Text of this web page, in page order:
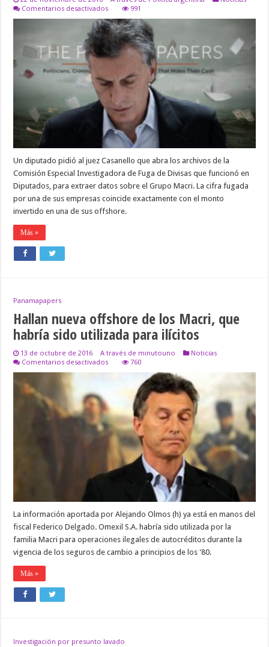
Comentarios desactivadosen
Panamá
Papers:
nuevo
pedido
de
pruebas
Macri
por
lavado
de
activos
991
Un diputado pidió al juez Casanello que abra los archivos de la
Comisión Especial Investigadora de Fuga de Divisas que funcionó en
Diputados, para extraer datos sobre el Grupo Macri. La cifra fugada
por una de sus empresas coincide exactamente con el monto
invertido en una de sus offshore.
Más »
Panamapapers
Hallan nueva offshore de los Macri, que
habría sido utilizada para ilícitos
13 de octubre de 2016 A través de minutouno
Noticias
Comentarios desactivadosen
offshore
los
Macri,
que
habría
sido
utilizada
para
ilícitos
760
La información aportada por Alejando Olmos (h) ya está en manos del
fiscal Federico Delgado. Omexil S.A. habría sido utilizada por la
familia Macri para operaciones ilegales de autocréditos durante la
vigencia de los seguros de cambio a principios de los '80.
Más »
Investigación por presunto lavado